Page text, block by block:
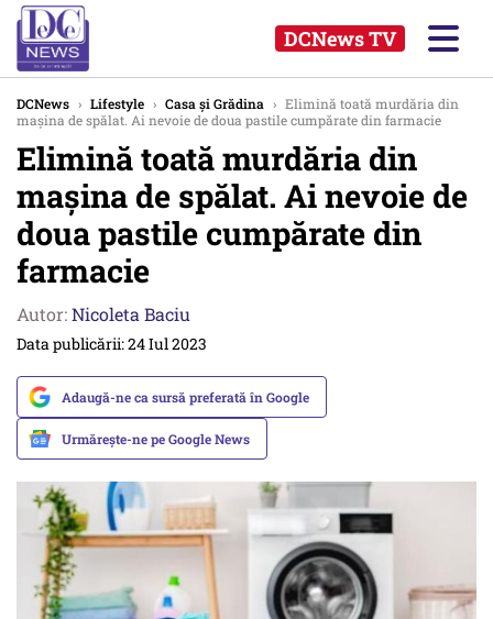
DCNews TV
DCNews › Lifestyle › Casa și Grădina › Elimină toată murdăria din
mașina de spălat. Ai nevoie de doua pastile cumpărate din farmacie
Elimină toată murdăria din
mașina de spălat. Ai nevoie de
doua pastile cumpărate din
farmacie
Autor:Nicoleta Baciu
Data publicării: 24 Iul 2023
Adaugă-ne ca sursă preferată în Google
Urmărește-ne pe Google News